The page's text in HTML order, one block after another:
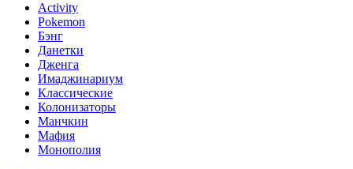
Activity
Pokemon
Бэнг
Данетки
Дженга
Имаджинариум
Классические
Колонизаторы
Манчкин
Мафия
Монополия